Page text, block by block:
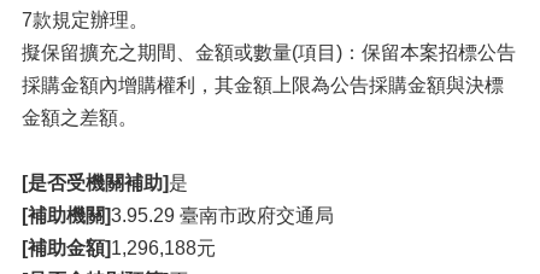
7款規定辦理。
擬保留擴充之期間、金額或數量(項目)：保留本案招標公告
採購金額內增購權利，其金額上限為公告採購金額與決標
金額之差額。
[是否受機關補助]是
[補助機關]3.95.29 臺南市政府交通局
[補助金額]1,296,188元